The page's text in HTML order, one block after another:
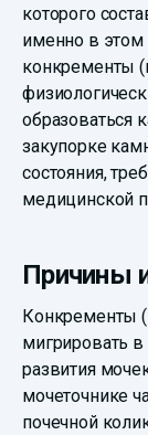
которого
именно в этом
конкременты
образоваться
закупорке
состояния,
медицинской
Причины
Конкременты
мигрировать
развития
мочеточнике
почечной